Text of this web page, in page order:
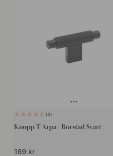
8
Knopp T Arpa - Borstad Svart
169 kr